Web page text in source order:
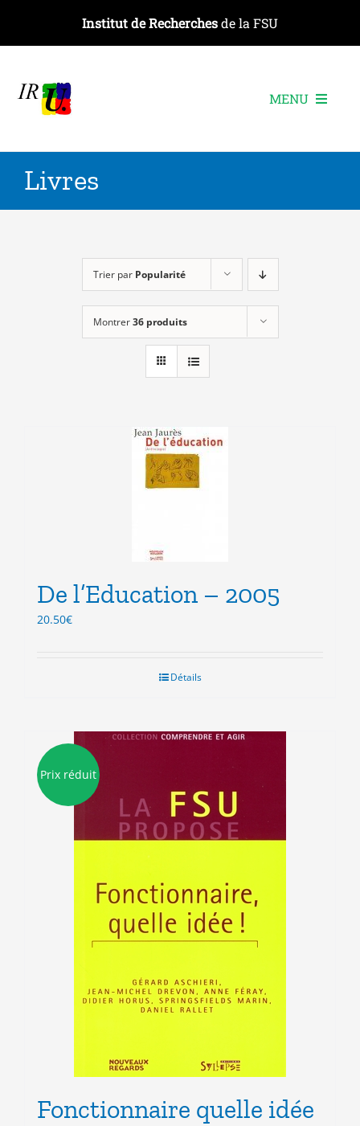
contenu
Institut de Recherchesde la FSU
MENU
Les recherches
Les événements
Livres
Trier par Popularité
Montrer36 produits
De l’Education – 2005
20.50€
Détails
Prix réduit
Fonctionnaire quelle idée